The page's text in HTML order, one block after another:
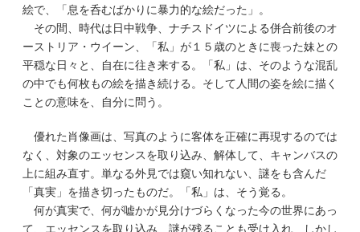
絵で、「息を呑むばかりに暴力的な絵だった」。
その間、時代は日中戦争、ナチスドイツによる併合前後のオ
ーストリア・ウイーン、「私」が１５歳のときに喪った妹との
平穏な日々と、自在に往き来する。「私」は、そのような混乱
の中でも何枚もの絵を描き続ける。そして人間の姿を絵に描く
ことの意味を、自分に問う。
優れた肖像画は、写真のように客体を正確に再現するのでは
なく、対象のエッセンスを取り込み、解体して、キャンバスの
上に組み直す。単なる外見では窺い知れない、謎をも含んだ
「真実」を描き切ったものだ。「私」は、そう覚る。
何が真実で、何が嘘かが見分けづらくなった今の世界にあっ
て、エッセンスを取り込み、謎が残ることも受け入れ、しかし